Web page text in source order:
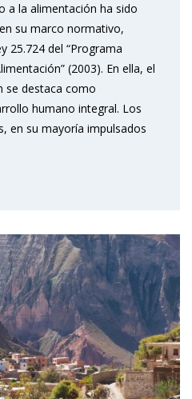
a la alimentación ha sido
su marco normativo,
25.724 del “Programa
(2003). En ella, el
se destaca como
humano integral. Los
en su mayoría impulsados